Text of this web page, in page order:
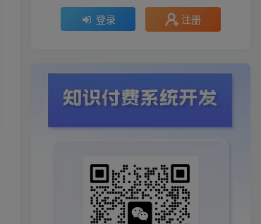
登录 注册